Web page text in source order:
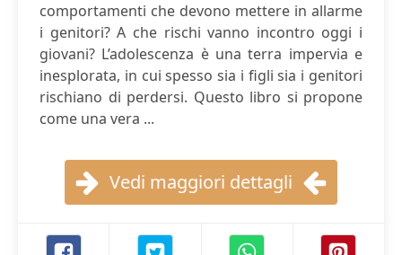
comportamenti che devono mettere in allarme
i genitori? A che rischi vanno incontro oggi i
giovani? L’adolescenza è una terra impervia e
inesplorata, in cui spesso sia i figli sia i genitori
rischiano di perdersi. Questo libro si propone
come una vera ...
Vedi maggiori dettagli